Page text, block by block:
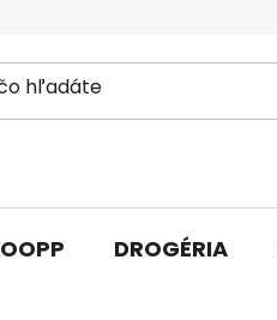
OOPP DROGÉRIA